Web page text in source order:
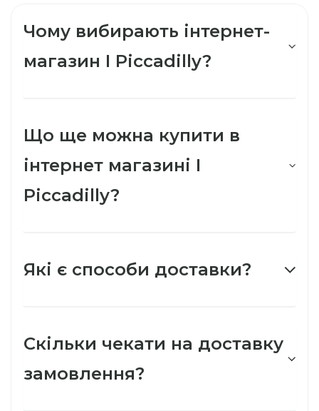
Чому вибирають інтернет-
магазин I Piccadilly?
Що ще можна купити в
інтернет магазині I
Piccadilly?
Які є способи доставки?
Скільки чекати на доставку
замовлення?